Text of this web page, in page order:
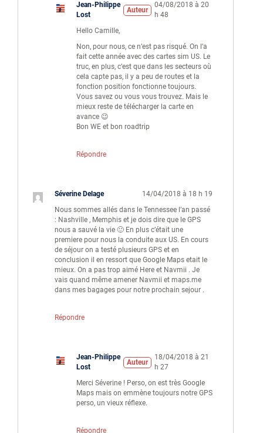
Jean-Philippe
Lost
Auteur
04/08/2018 à 20
h 48
Hello Camille,
Non, pour nous, ce n’est pas risqué. On l’a
fait cette année avec des cartes sim US. Le
truc, en plus, c’est que dans les secteurs où
cela capte pas, il y a peu de routes et la
fonction position fonctionne toujours.
Vous savez ou vous vous trouvez. Mais le
mieux reste de télécharger la carte en
avance 😉
Bon WE et bon roadtrip
Répondre
Séverine Delage
14/04/2018 à 18 h 19
Nous sommes allés dans le Tennessee l’an passé
: Nashville , Memphis et je dois dire que le GPS
nous a sauvé la vie 🙂 En plus c’était une
premiere pour nous la conduite aux US. En cours
de séjour on a testé plusieurs GPS et en
conclusion il en ressort que Google Maps etait le
mieux. On a pas trop aimé Here et Navmii . Je
vais quand même amener Navmii et maps.me
dans mes bagages pour notre prochain sejour .
Répondre
Jean-Philippe
Lost
Auteur
18/04/2018 à 21
h 27
Merci Séverine ! Perso, on est très Google
Maps mais on emmène toujours notre GPS
perso, un vieux réflexe.
Répondre